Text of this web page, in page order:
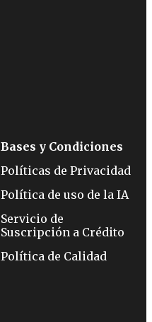
Bases y Condiciones
Políticas de Privacidad
Política de uso de la IA
Servicio de
Suscripción a Crédito
Política de Calidad